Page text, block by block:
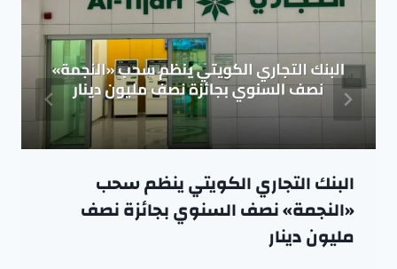
البنك التجاري الكويتي ينظم سحب
«النجمة» نصف السنوي بجائزة نصف
مليون دينار